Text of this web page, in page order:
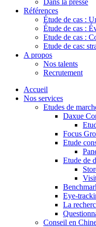
Dans la presse
Références
Étude de cas :
Étude de cas :
Etude de cas :
Etude de cas:
A propos
Nos talents
Recrutement
Accueil
Nos services
Etudes de
Daxue
Focus
Etude
Etude de
Eye-
La
Conseil en